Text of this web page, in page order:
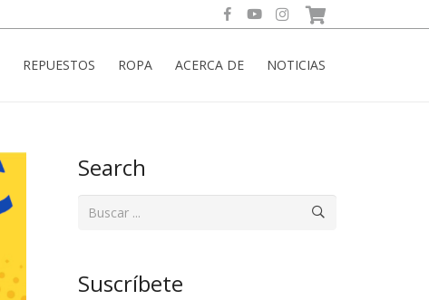
REPUESTOS ROPA ACERCA DE NOTICIAS
Search
Suscríbete